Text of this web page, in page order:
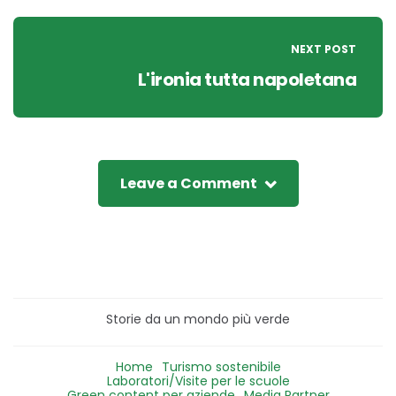
NEXT POST
L'ironia tutta napoletana
Leave a Comment
Storie da un mondo più verde
Home Turismo sostenibile
Laboratori/Visite per le scuole